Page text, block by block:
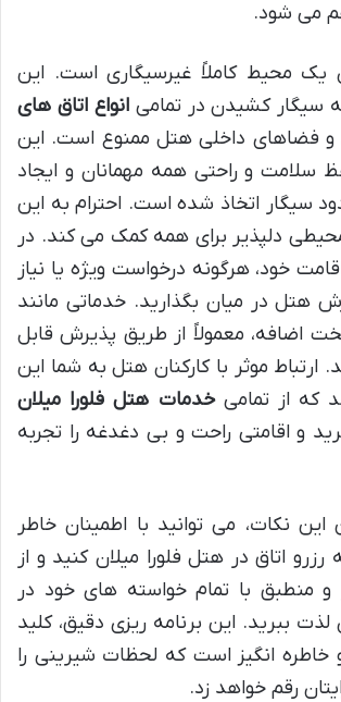
می شود.
یک محیط کاملاً غیرسیگاری است. این
سیگار کشیدن در تمامیانواع اتاق های
و فضاهای داخلی هتل ممنوع است. این
سلامت و راحتی همه مهمانان و ایجاد
سیگار اتخاذ شده است. احترام به این
دلپذیر برای همه کمک می کند. در
خود، هرگونه درخواست ویژه یا نیاز
هتل در میان بگذارید. خدماتی مانند
تخت اضافه، معمولاً از طریق پذیرش قابل
موثر با کارکنان هتل به شما این
که از تمامیخدمات هتل فلورا میلان
و اقامتی راحت و بی دغدغه را تجربه
این نکات، می توانید با اطمینان خاطر
اتاق در هتل فلورا میلان کنید و از
و منطبق با تمام خواسته های خود در
لذت ببرید. این برنامه ریزی دقیق، کلید
انگیز است که لحظات شیرینی را
رقم خواهد زد.